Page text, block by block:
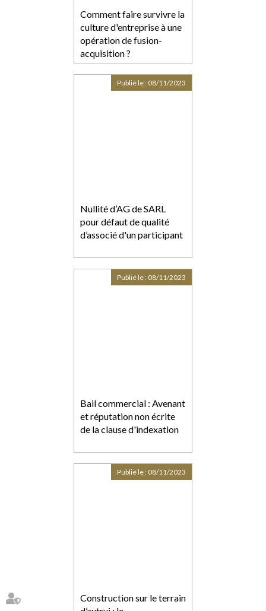
Comment faire survivre la
culture d'entreprise à une
opération de fusion-
acquisition ?
Nullité d’AG de SARL
pour défaut de qualité
d’associé d'un participant
Publié le : 08/11/2023
Bail commercial : Avenant
et réputation non écrite
de la clause d'indexation
Publié le : 08/11/2023
Construction sur le terrain
Publié le : 08/11/2023